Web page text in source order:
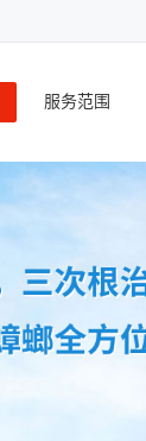
服务范围